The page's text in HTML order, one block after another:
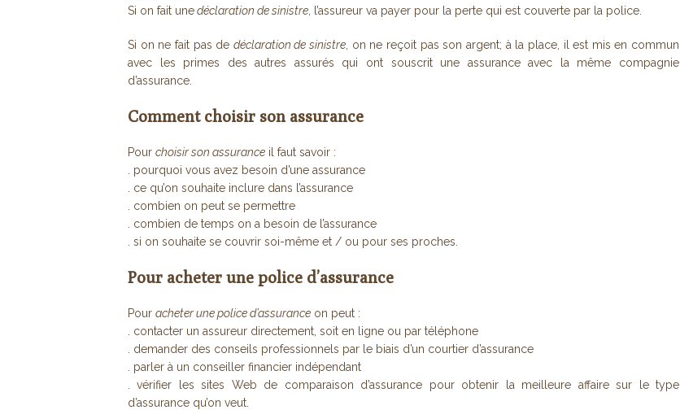
Si on fait unedéclaration de sinistre , l’assureur va payer pour la perte qui est couverte par la police.
Si on ne fait pas de déclaration de sinistre , on ne reçoit pas son argent; à la place, il est mis en commun
avec les primes des autres assurés qui ont souscrit une assurance avec la même compagnie
d’assurance.
Comment choisir son assurance
Pour choisir son assurance il faut savoir :
. pourquoi vous avez besoin d’une assurance
. ce qu’on souhaite inclure dans l’assurance
. combien on peut se permettre
. combien de temps on a besoin de l’assurance
. si on souhaite se couvrir soi-même et / ou pour ses proches.
Pour acheter une police d’assurance
Pour acheter une police d’assurance on peut :
. contacter un assureur directement, soit en ligne ou par téléphone
. demander des conseils professionnels par le biais d’un courtier d’assurance
. parler à un conseiller financier indépendant
. vérifier les sites Web de comparaison d’assurance pour obtenir la meilleure affaire sur le type
d’assurance qu’on veut.